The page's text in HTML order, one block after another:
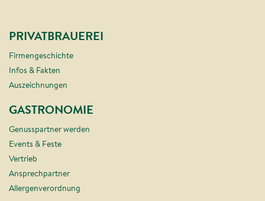
PRIVATBRAUEREI
Firmengeschichte
Infos & Fakten
Auszeichnungen
GASTRONOMIE
Genusspartner werden
Events & Feste
Vertrieb
Ansprechpartner
Allergenverordnung